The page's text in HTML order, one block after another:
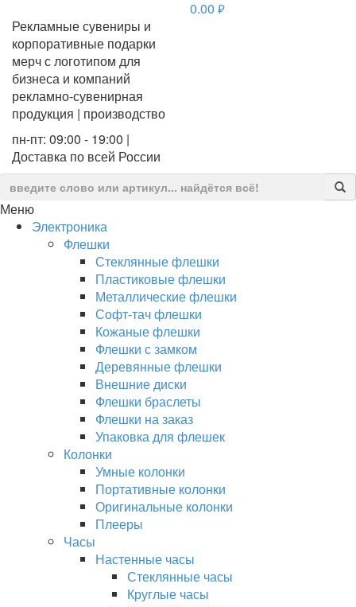
Рекламные сувениры и
корпоративные подарки
мерч с логотипом для
бизнеса и компаний
рекламно-сувенирная
продукция | производство
пн-пт: 09:00 - 19:00 |
Доставка по всей России
0.00 руб.
Меню
Электроника
Флешки
Стеклянные флешки
Пластиковые флешки
Металлические флешки
Софт-тач флешки
Кожаные флешки
Флешки с замком
Деревянные флешки
Внешние диски
Флешки браслеты
Флешки на заказ
Упаковка для флешек
Колонки
Умные колонки
Портативные колонки
Оригинальные колонки
Плееры
Часы
Настенные часы
Стеклянные часы
Круглые часы